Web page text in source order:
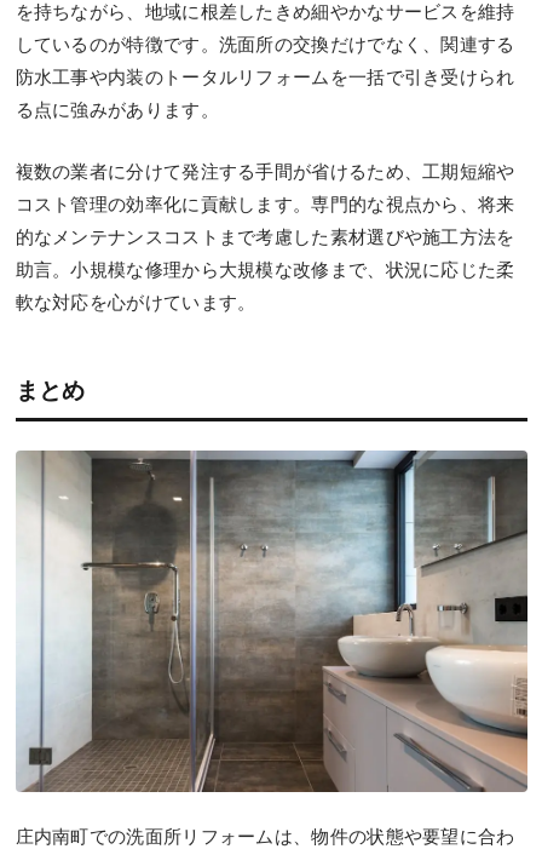
を持ちながら、地域に根差したきめ細やかなサービスを維持
しているのが特徴です。洗面所の交換だけでなく、関連する
防水工事や内装のトータルリフォームを一括で引き受けられ
る点に強みがあります。
複数の業者に分けて発注する手間が省けるため、工期短縮や
コスト管理の効率化に貢献します。専門的な視点から、将来
的なメンテナンスコストまで考慮した素材選びや施工方法を
助言。小規模な修理から大規模な改修まで、状況に応じた柔
軟な対応を心がけています。
まとめ
庄内南町での洗面所リフォームは、物件の状態や要望に合わ